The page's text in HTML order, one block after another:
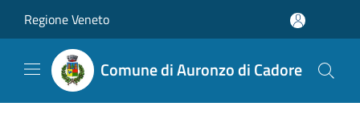
Regione Veneto
Comune di Auronzo di Cadore